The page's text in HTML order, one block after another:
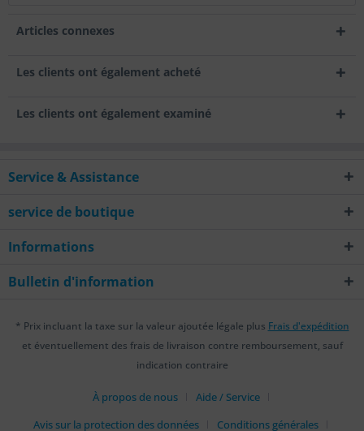
Articles connexes
Les clients ont également acheté
Les clients ont également examiné
Service & Assistance
service de boutique
Informations
Bulletin d'information
* Prix incluant la taxe sur la valeur ajoutée légale plus Frais d'expédition
et éventuellement des frais de livraison contre remboursement, sauf
indication contraire
À propos de nous
Aide / Service
Avis sur la protection des données
Conditions générales